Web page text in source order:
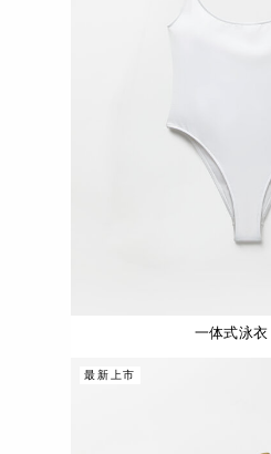
一体式泳衣
最新上市